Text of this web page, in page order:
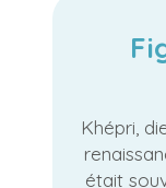
Khépri,
était